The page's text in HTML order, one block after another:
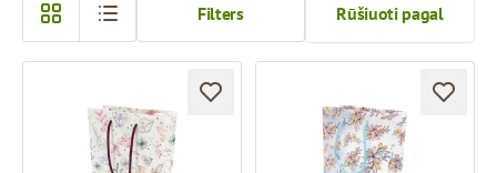
Rūšiuoti pagal
Filters